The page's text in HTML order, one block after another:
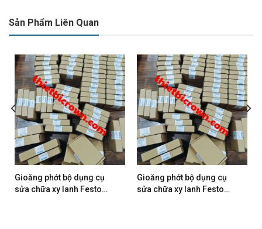
Sản Phẩm Liên Quan
Gioăng phớt bộ dụng cụ
sửa chữa xy lanh Festo
Gioăng phớt bộ dụng cụ
sửa chữa xy lanh Festo